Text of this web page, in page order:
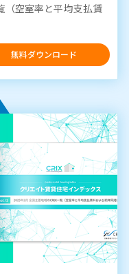
（空室率と平均支払賃
無料ダウンロード